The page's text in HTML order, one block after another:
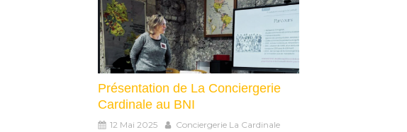
Présentation de La Conciergerie
Cardinale au BNI
12 Mai 2025 Conciergerie La Cardinale